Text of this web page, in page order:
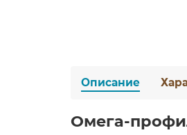
Описание
Омега-